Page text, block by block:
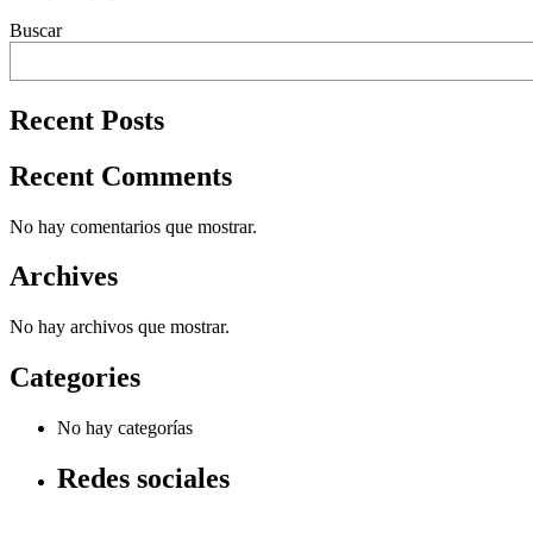
Buscar
Recent Posts
Recent Comments
No hay comentarios que mostrar.
Archives
No hay archivos que mostrar.
Categories
No hay categorías
Redes sociales